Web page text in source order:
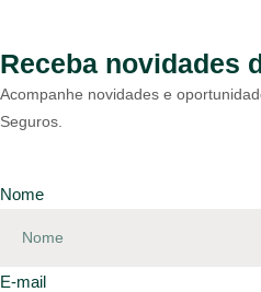
Receba novidades
Acompanhe novidades e
Seguros.
Nome
E-mail